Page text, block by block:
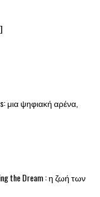
μια ψηφιακή αρένα,
the Dream : η ζωή των